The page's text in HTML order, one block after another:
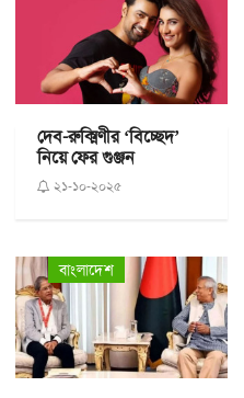
দেব-রুক্মিণীর ‘বিচ্ছেদ’
নিয়ে ফের গুঞ্জন
২১-১০-২০২৫
বাংলাদেশ